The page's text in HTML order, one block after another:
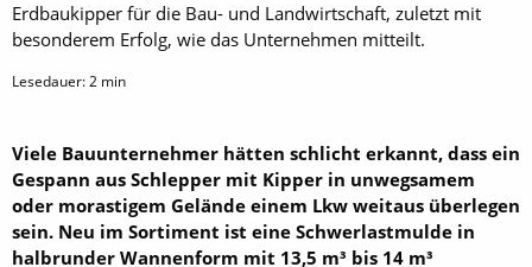
Erdbaukipper für die Bau- und Landwirtschaft, zuletzt mit
besonderem Erfolg, wie das Unternehmen mitteilt.
Lesedauer:2 min
Viele Bauunternehmer hätten schlicht erkannt, dass ein
Gespann aus Schlepper mit Kipper in unwegsamem
oder morastigem Gelände einem Lkw weitaus überlegen
sein. Neu im Sortiment ist eine Schwerlastmulde in
halbrunder Wannenform mit 13,5 m³ bis 14 m³